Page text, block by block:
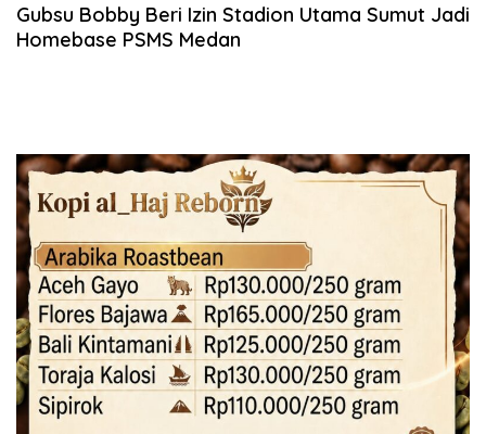
Gubsu Bobby Beri Izin Stadion Utama Sumut Jadi
Homebase PSMS Medan